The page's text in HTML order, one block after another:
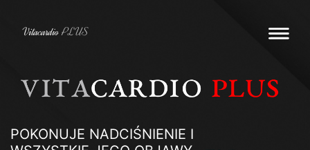
POKONUJE NADCIŚNIENIE I